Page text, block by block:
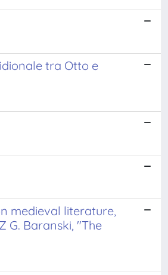
tra Otto e
medieval literature,
G. Baranski, "The